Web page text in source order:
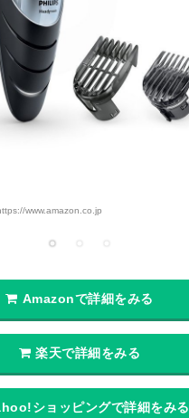
www.amazon.co.jp
Amazonで詳細をみる
楽天で詳細をみる
ショッピングで詳細をみる